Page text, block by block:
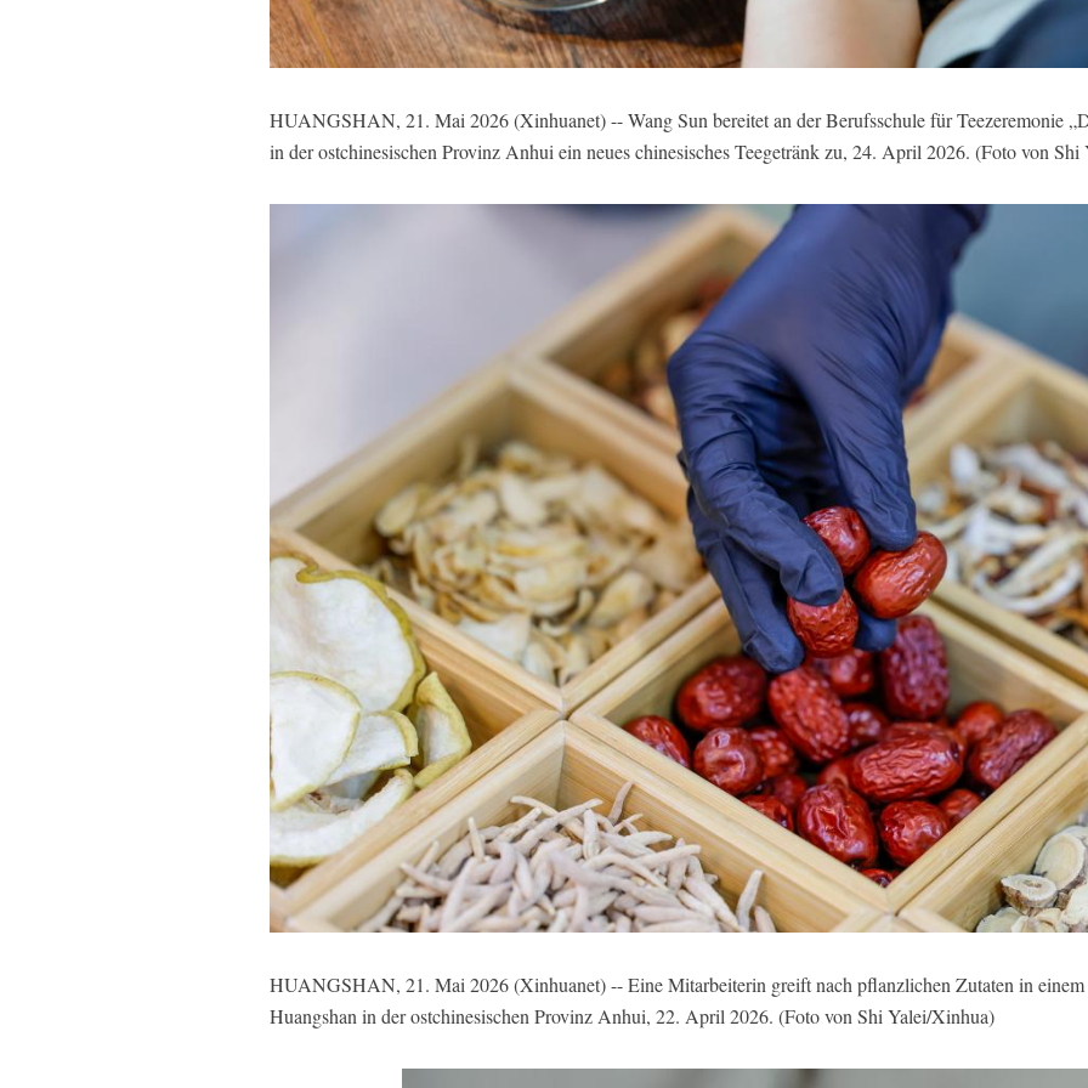
HUANGSHAN, 21. Mai 2026 (Xinhuanet) -- Wang Sun bereitet an der Berufsschule für Teezeremonie
in der ostchinesischen Provinz Anhui ein neues chinesisches Teegetränk zu, 24. April 2026. (Foto von
HUANGSHAN, 21. Mai 2026 (Xinhuanet) -- Eine Mitarbeiterin greift nach pflanzlichen Zutaten in einem
Huangshan in der ostchinesischen Provinz Anhui, 22. April 2026. (Foto von Shi Yalei/Xinhua)